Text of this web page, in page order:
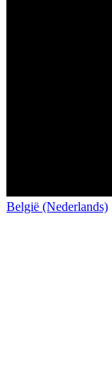
België (Nederlands)